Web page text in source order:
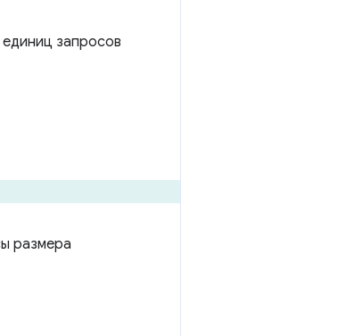
запросов
размера